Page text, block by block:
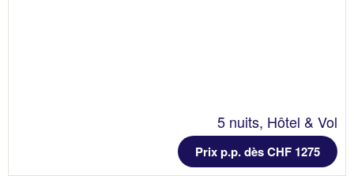
5 nuits, Hôtel & Vol
Prix p.p. dès CHF 1275